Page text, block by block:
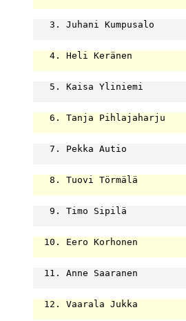
3. Juhani Kumpusalo
4. Heli Keränen
5. Kaisa Yliniemi
6. Tanja Pihlajaharju
7. Pekka
8. Tuovi Törmälä
9. Timo Sipilä
10. Eero Korhonen
11. Anne Saaranen
12. Vaarala Jukka